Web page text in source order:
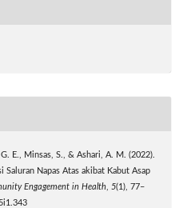
E., Minsas, S., & Ashari, A. M. (2022).
Saluran Napas Atas akibat Kabut Asap
Engagement in Health, 5(1), 77–